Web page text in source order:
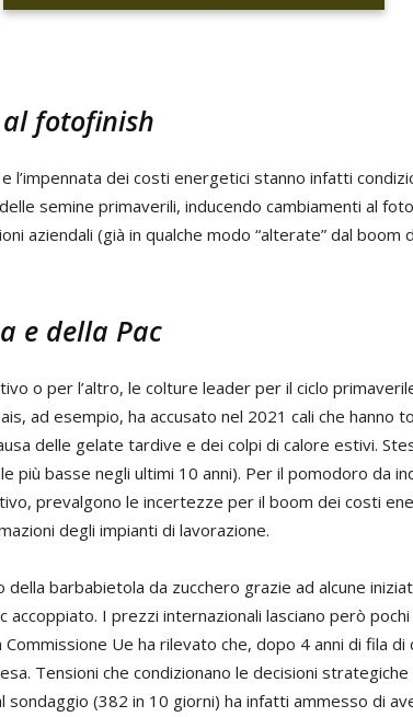
fotofinish
l’impennata dei costi energetici stanno infatti
semine primaverili, inducendo cambiamenti al
aziendali (già in qualche modo “alterate” dal boom
e della Pac
o per l’altro, le colture leader per il ciclo
ad esempio, ha accusato nel 2021 cali che hanno
delle gelate tardive e dei colpi di calore estivi.
più basse negli ultimi 10 anni). Per il pomodoro da
prevalgono le incertezze per il boom dei costi
degli impianti di lavorazione.
della barbabietola da zucchero grazie ad alcune
I prezzi internazionali lasciano però
Ue ha rilevato che, dopo 4 anni di fila di
Tensioni che condizionano le decisioni strategiche
sondaggio (382 in 10 giorni) ha infatti ammesso di